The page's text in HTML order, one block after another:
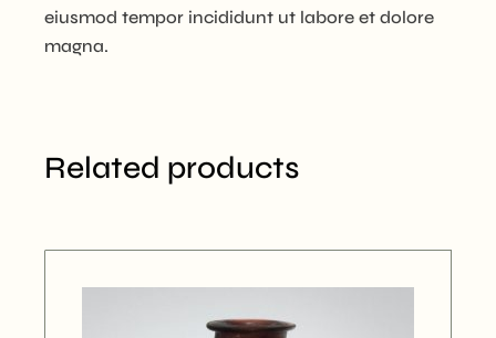
eiusmod tempor incididunt ut labore et dolore
magna.
Related products